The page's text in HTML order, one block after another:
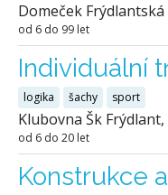
Domeček Frýdlantská
od 6 do 99 let
Individuální
logika šachy sport
Klubovna Šk
od 6 do 20 let
Konstrukce